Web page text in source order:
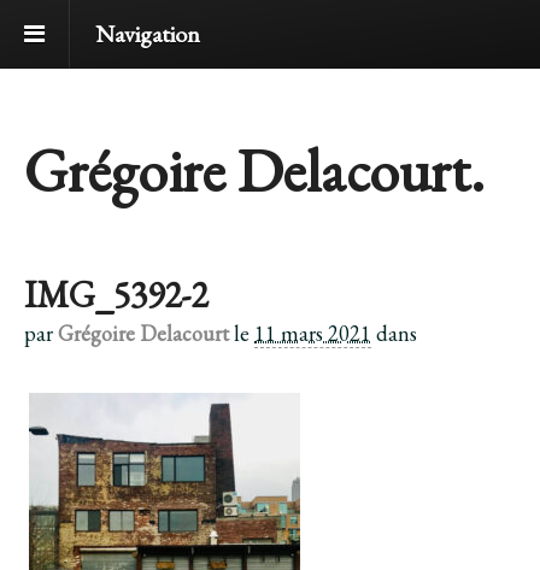
Navigation
Grégoire Delacourt.
IMG_5392-2
parGrégoire Delacourtle 11 mars 2021 dans